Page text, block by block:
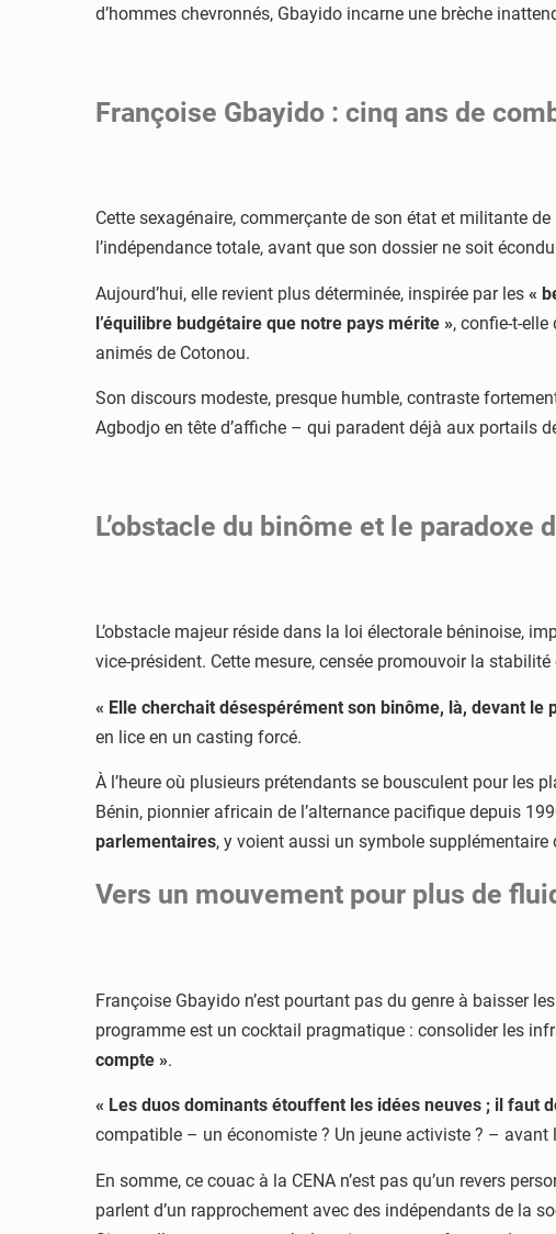
d’hommes chevronnés, Gbayido incarne une brèche
Françoise Gbayido : cinq ans de
Cette sexagénaire, commerçante de son état et militante
l’indépendance totale, avant que son dossier ne soit
Aujourd’hui, elle revient plus déterminée, inspirée par les «
l’équilibre budgétaire que notre pays mérite », confie-t-
animés de Cotonou.
Son discours modeste, presque humble, contraste
Agbodjo en tête d’affiche – qui paradent déjà aux portails
L’obstacle du binôme et le paradoxe
L’obstacle majeur réside dans la loi électorale béninoise,
vice-président. Cette mesure, censée promouvoir la
« Elle cherchait désespérément son binôme, là, devant le
en lice en un casting forcé.
À l’heure où plusieurs prétendants se bousculent pour les
Bénin, pionnier africain de l’alternance pacifique depuis
parlementaires, y voient aussi un symbole supplémentaire
Vers un mouvement pour plus de
Françoise Gbayido n’est pourtant pas du genre à baisser
programme est un cocktail pragmatique : consolider les
compte ».
« Les duos dominants étouffent les idées neuves ; il faut
compatible – un économiste ? Un jeune activiste ? – avant
En somme, ce couac à la CENA n’est pas qu’un revers
parlent d’un rapprochement avec des indépendants de la